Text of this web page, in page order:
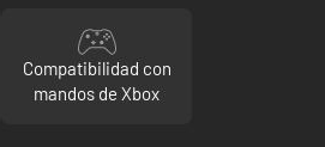
Compatibilidad con
mandos de Xbox